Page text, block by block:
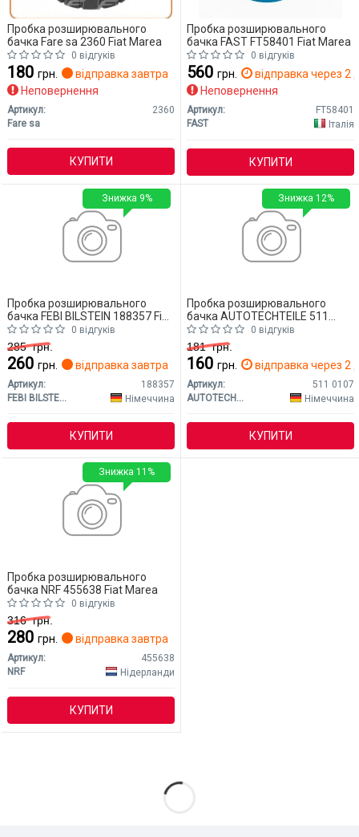
Пробка розширювального
бачка Fare sa 2360 Fiat Marea
0 відгуків
180 грн.
відправка завтра
Неповернення
Артикул:
2360
Fare sa
КУПИТИ
Пробка розширювального
бачка FAST FT58401 Fiat Marea
0 відгуків
560 грн.
відправка через 2
Неповернення
Артикул:
FT58401
FAST
Італія
КУПИТИ
Пробка розширювального
бачка FEBI BILSTEIN 188357 Fiat
Marea
0 відгуків
285грн.
260 грн. відправка завтра
Артикул:
188357
FEBI BILSTEIN
Німеччина
КУПИТИ
Знижка 9%
Пробка розширювального
бачка AUTOTECHTEILE 511
0107 Fiat Marea0 відгуків
181грн.
160 грн. відправка через 2
Артикул:
511 0107
AUTOTECHTEILE
Німеччина
КУПИТИ
Знижка 12%
Пробка розширювального
бачка NRF 455638 Fiat Marea
0 відгуків
316грн.
280 грн. відправка завтра
Артикул:
455638
NRF
Нідерланди
КУПИТИ
Знижка 11%